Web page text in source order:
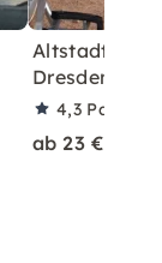
Dresden mit
4,3
ab 23 €